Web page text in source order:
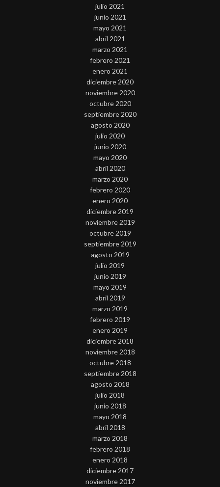
julio 2021
junio 2021
mayo 2021
abril 2021
marzo 2021
febrero 2021
enero 2021
diciembre 2020
noviembre 2020
octubre 2020
septiembre 2020
agosto 2020
julio 2020
junio 2020
mayo 2020
abril 2020
marzo 2020
febrero 2020
enero 2020
diciembre 2019
noviembre 2019
octubre 2019
septiembre 2019
agosto 2019
julio 2019
junio 2019
mayo 2019
abril 2019
marzo 2019
febrero 2019
enero 2019
diciembre 2018
noviembre 2018
octubre 2018
septiembre 2018
agosto 2018
julio 2018
junio 2018
mayo 2018
abril 2018
marzo 2018
febrero 2018
enero 2018
diciembre 2017
noviembre 2017